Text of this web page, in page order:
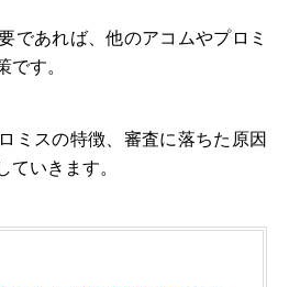
であれば、他のアコムやプロミ
です。
ミスの特徴、審査に落ちた原因
ていきます。